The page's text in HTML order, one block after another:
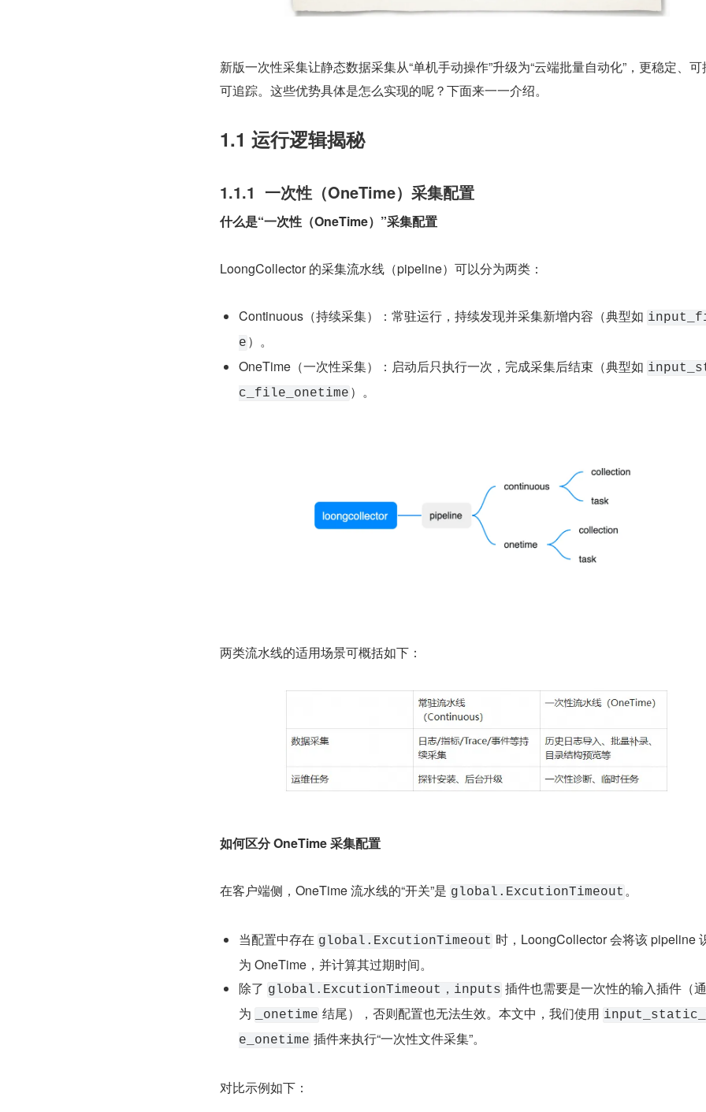
新版一次性采集让静态数据采集从“单机手动操作”升级为“云端批量自动化”，更稳定、可
可追踪。这些优势具体是怎么实现的呢？下面来一一介绍。
1.1 运行逻辑揭秘
1.1.1  一次性（OneTime）采集配置
什么是“一次性（OneTime）”采集配置
LoongCollector 的采集流水线（pipeline）可以分为两类：
Continuous（持续采集）：常驻运行，持续发现并采集新增内容（典型如
e ）。
OneTime（一次性采集）：启动后只执行一次，完成采集后结束（典型如
c_file_onetime ）。
两类流水线的适用场景可概括如下：
如何区分 OneTime 采集配置
在客户端侧，OneTime 流水线的“开关”是 global.ExcutionTimeout 。
当配置中存在 global.ExcutionTimeout 时，LoongCollector 会将该 pipeline
为 OneTime，并计算其过期时间。
除了 global.ExcutionTimeout，inputs 插件也需要是一次性的输入插件（
为
_onetime 结尾），否则配置也无法生效。本文中，我们使用
e_onetime 插件来执行“一次性文件采集”。
对比示例如下：